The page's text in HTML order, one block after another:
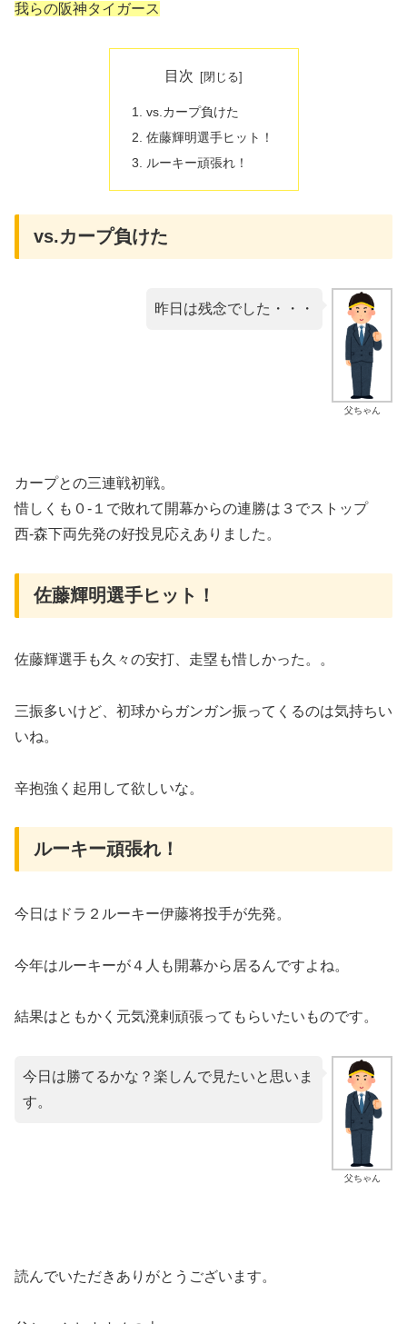
我らの阪神タイガース
目次
vs.カープ負けた
佐藤輝明選手ヒット！
ルーキー頑張れ！
vs.カープ負けた
父ちゃん
昨日は残念でした・・・
カープとの三連戦初戦。
惜しくも０-１で敗れて開幕からの連勝は３でストップ
西-森下両先発の好投見応えありました。
佐藤輝明選手ヒット！
佐藤輝選手も久々の安打、走塁も惜しかった。。
三振多いけど、初球からガンガン振ってくるのは気持ちい
いね。
辛抱強く起用して欲しいな。
ルーキー頑張れ！
今日はドラ２ルーキー伊藤将投手が先発。
今年はルーキーが４人も開幕から居るんですよね。
結果はともかく元気溌剌頑張ってもらいたいものです。
父ちゃん
今日は勝てるかな？楽しんで見たいと思いま
す。
読んでいただきありがとうございます。